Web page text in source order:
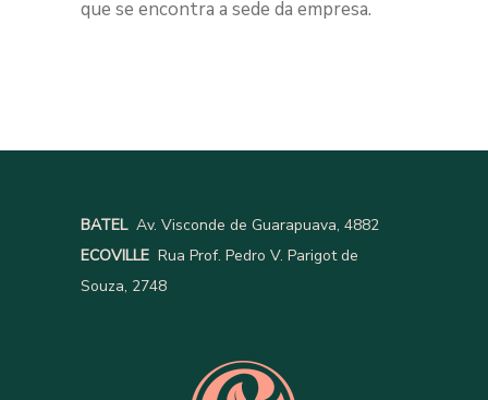
que se encontra a sede da empresa.
BATEL Av. Visconde de Guarapuava, 4882
ECOVILLE Rua Prof. Pedro V. Parigot de
Souza, 2748